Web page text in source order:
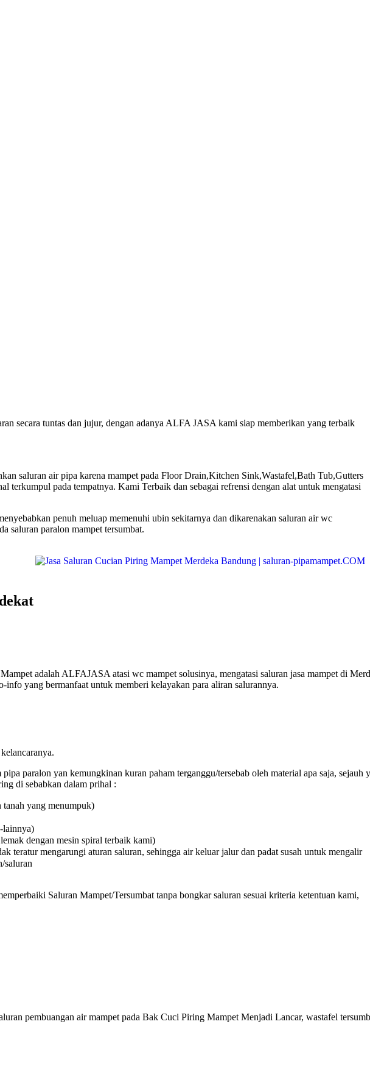
secara tuntas dan jujur, dengan adanya ALFA JASA kami siap memberikan yang terbaik
saluran air pipa karena mampet pada Floor Drain,Kitchen Sink,Wastafel,Bath Tub,Gutters
terkumpul pada tempatnya. Kami Terbaik dan sebagai refrensi dengan alat untuk mengatasi
penuh meluap memenuhi ubin sekitarnya dan dikarenakan saluran air wc
saluran paralon mampet tersumbat.
adalah ALFAJASA atasi wc mampet solusinya, mengatasi saluran jasa mampet di
yang bermanfaat untuk memberi kelayakan para aliran salurannya.
paralon yan kemungkinan kuran paham terganggu/tersebab oleh material apa saja, sejauh
di sebabkan dalam prihal :
yang menumpuk)
lainnya)
dengan mesin spiral terbaik kami)
teratur mengarungi aturan saluran, sehingga air keluar jalur dan padat susah untuk mengalir
saluran
Saluran Mampet/Tersumbat tanpa bongkar saluran sesuai kriteria ketentuan kami,
pembuangan air mampet pada Bak Cuci Piring Mampet Menjadi Lancar, wastafel